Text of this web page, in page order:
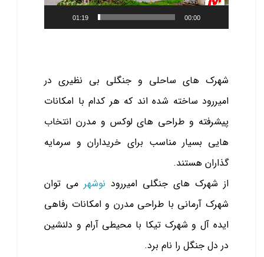
00:00
01:19
شهرک‌ های ساحلی و جنگلی بی‌ نظیری در
امیررود ساخته شده اند که هر کدام با امکانات
پیشرفته و طراحی‌ های لوکس و مدرن انتخاب
هایی بسیار مناسب برای خریداران و سرمایه‌
گذاران هستند.
از شهرک های جنگلی امیررود نوشهر می توان
شهرک آرمانی با طراحی مدرن و امکانات رفاهی
ایده آل و شهرک تیکا با محیطی آرام و دلنشین
در دل جنگل را نام برد.